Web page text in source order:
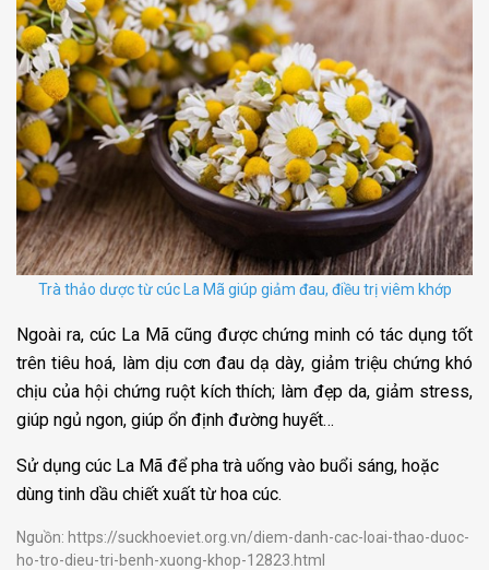
Trà thảo dược từ cúc La Mã giúp giảm đau, điều trị viêm khớp
Ngoài ra, cúc La Mã cũng được chứng minh có tác dụng tốt
trên tiêu hoá, làm dịu cơn đau dạ dày, giảm triệu chứng khó
chịu của hội chứng ruột kích thích; làm đẹp da, giảm stress,
giúp ngủ ngon, giúp ổn định đường huyết…
Sử dụng cúc La Mã để pha trà uống vào buổi sáng, hoặc
dùng tinh dầu chiết xuất từ hoa cúc.
Nguồn: https://suckhoeviet.org.vn/diem-danh-cac-loai-thao-duoc-
ho-tro-dieu-tri-benh-xuong-khop-12823.html